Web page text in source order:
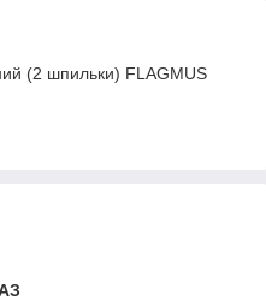
(2 шпильки) FLAGMUS